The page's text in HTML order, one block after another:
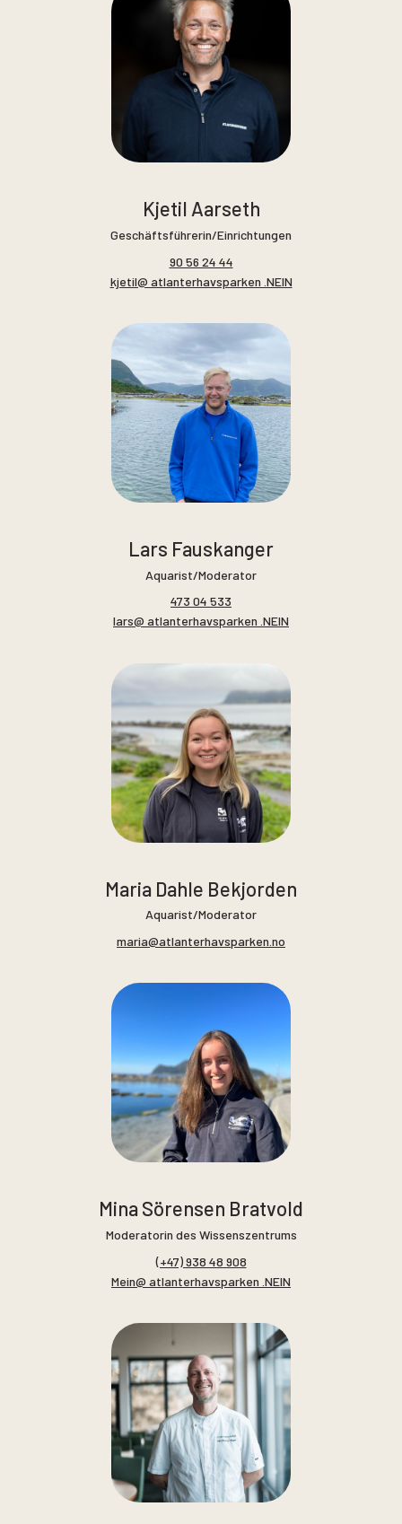
Kjetil Aarseth
Geschäftsführerin/Einrichtungen
90 56 24 44
kjetil@ atlanterhavsparken .NEIN
Lars Fauskanger
Aquarist/Moderator
473 04 533
lars@ atlanterhavsparken .NEIN
Maria Dahle Bekjorden
Aquarist/Moderator
maria@atlanterhavsparken.no
Mina Sörensen Bratvold
Moderatorin des Wissenszentrums
(+47) 938 48 908
Mein@ atlanterhavsparken .NEIN